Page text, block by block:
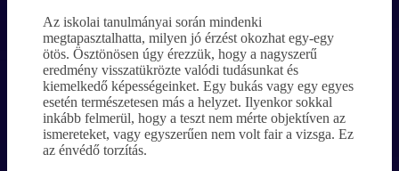
Az iskolai tanulmányai során mindenki
megtapasztalhatta, milyen jó érzést okozhat egy-egy
ötös. Ösztönösen úgy érezzük, hogy a nagyszerű
eredmény visszatükrözte valódi tudásunkat és
kiemelkedő képességeinket. Egy bukás vagy egy egyes
esetén természetesen más a helyzet. Ilyenkor sokkal
inkább felmerül, hogy a teszt nem mérte objektíven az
ismereteket, vagy egyszerűen nem volt fair a vizsga. Ez
az énvédő torzítás.